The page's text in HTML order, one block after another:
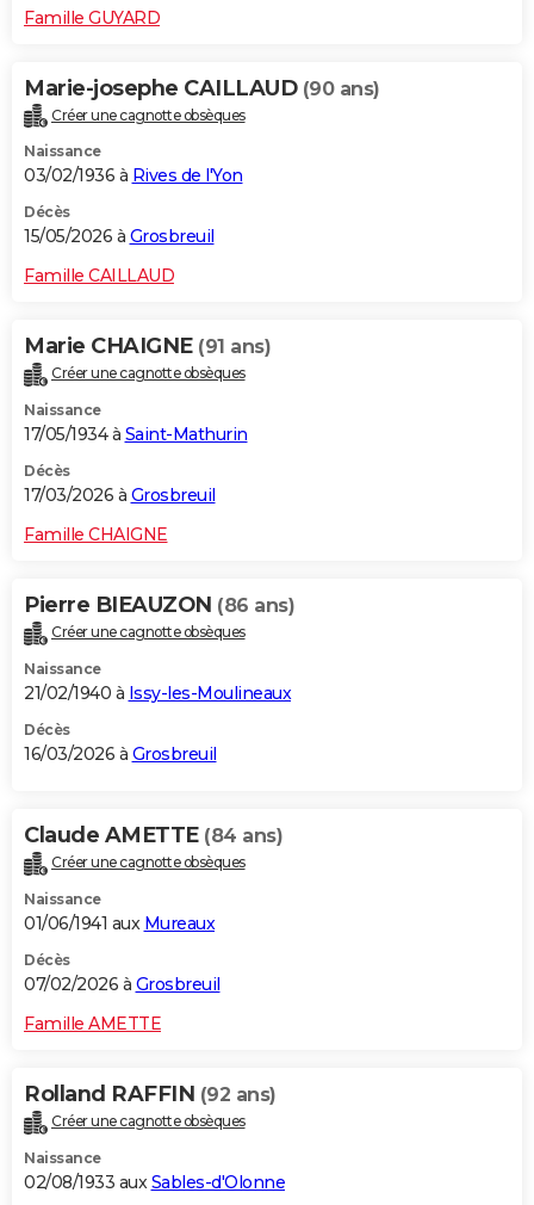
Famille GUYARD
Marie-josephe CAILLAUD (90 ans)
Créer une cagnotte obsèques
Naissance
03/02/1936 à Rives de l'Yon
Décès
15/05/2026 à Grosbreuil
Famille CAILLAUD
Marie CHAIGNE (91 ans)
Créer une cagnotte obsèques
Naissance
17/05/1934 à Saint-Mathurin
Décès
17/03/2026 à Grosbreuil
Famille CHAIGNE
Pierre BIEAUZON (86 ans)
Créer une cagnotte obsèques
Naissance
21/02/1940 à Issy-les-Moulineaux
Décès
16/03/2026 à Grosbreuil
Claude AMETTE (84 ans)
Créer une cagnotte obsèques
Naissance
01/06/1941 aux Mureaux
Décès
07/02/2026 à Grosbreuil
Famille AMETTE
Rolland RAFFIN (92 ans)
Créer une cagnotte obsèques
Naissance
02/08/1933 auxSables-d'Olonne